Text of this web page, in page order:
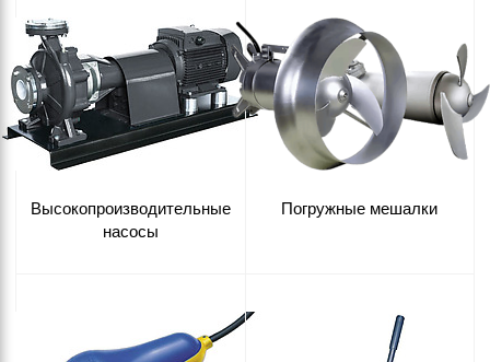
Высокопроизводительные
насосы
Погружные мешалки